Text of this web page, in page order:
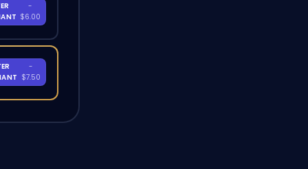
-
$6.00
-
$7.50